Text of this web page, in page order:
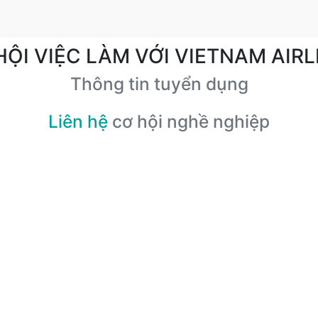
VIỆC LÀM VỚI VIETNAM
Thông tin tuyển dụng
Liên hệ cơ hội nghề nghiệp